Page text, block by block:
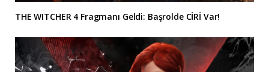
THE WITCHER 4 Fragmanı Geldi: Başrolde CİRİ Var!